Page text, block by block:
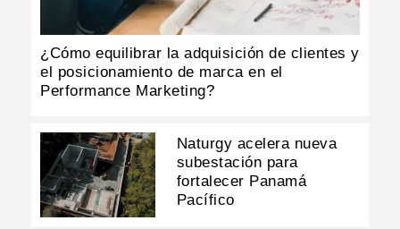
¿Cómo equilibrar la adquisición de clientes y
el posicionamiento de marca en el
Performance Marketing?
Naturgy acelera nueva
subestación para
fortalecer Panamá
Pacífico